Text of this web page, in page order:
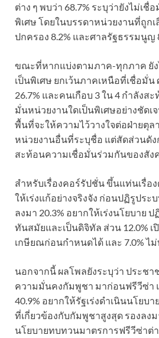
ต่าง ๆ พบว่า 68.7% ระบุว่ายังไม่เชื่
พิเศษ โดยในบรรดาหน่วยงานที่ถูก
ปกครอง 8.2% และศาลรัฐธรรมนูญ
ขณะที่หากแบ่งตามภาค-ทุกภาค ยั
เป็นพิเศษ ยกเว้นภาคเหนือที่เชื่อมั่
26.7% และคนเกือบ 3 ใน 4 กำลังส
มั่นหน่วยงานใดเป็นพิเศษอย่างชัดเ
พื้นที่จะให้ความไว้วางใจต่อฝ่ายตุล
หน่วยงานอื่นที่ระบุชื่อ แต่สัดส่วนดัง
สะท้อนความเชื่อมั่นร่วมกันของสัง
สำหรับเรื่องคอร์รัปชั่น ขึ้นแท่นเรื่อ
ให้เร่งแก้อย่างจริงจัง ก่อนปฏิรูประ
ลงมา 20.3% อยากให้เร่งนโยบาย
ทันสมัยและเป็นดิจิทัล ส่วน 12.0% เ
เกษียณก่อนกำหนดได้ และ 7.0% ไ
นอกจากนี้ ผลโพลยังระบุว่า ประชา
ความมั่นคงกัมพูชา มาก่อนฟรีวีซ่า
40.9% อยากให้รัฐเร่งดำเนินนโยบ
ที่เกี่ยวข้องกับกัมพูชาสูงสุด รองลงม
นโยบายทบทวนมาตรการฟรีวีซ่าต่